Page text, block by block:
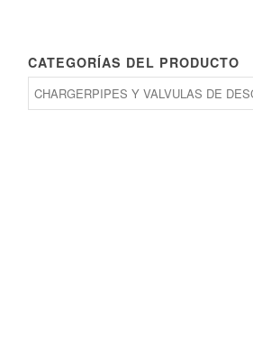
CATEGORÍAS DEL PRODUCTO